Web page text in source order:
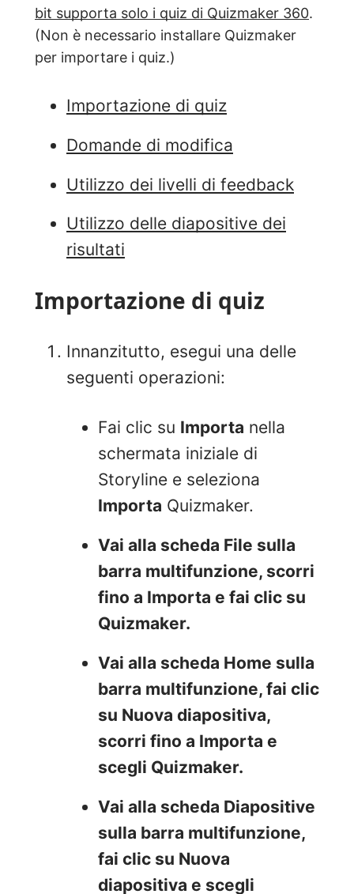
bit supporta solo i quiz di Quizmaker 360.
(Non è necessario installare Quizmaker
per importare i quiz.)
Importazione di quiz
Domande di modifica
Utilizzo dei livelli di feedback
Utilizzo delle diapositive dei
risultati
Importazione di quiz
Innanzitutto, esegui una delle
seguenti operazioni:
Fai clic su Importa nella
schermata iniziale di
Storyline e seleziona
Importa Quizmaker.
Vai alla scheda File sulla
barra multifunzione, scorri
fino a Importa e fai clic su
Quizmaker.
Vai alla scheda Home sulla
barra multifunzione, fai clic
su Nuova diapositiva,
scorri fino a Importa e
scegli Quizmaker.
Vai alla scheda Diapositive
sulla barra multifunzione,
fai clic su Nuova
diapositiva e scegli